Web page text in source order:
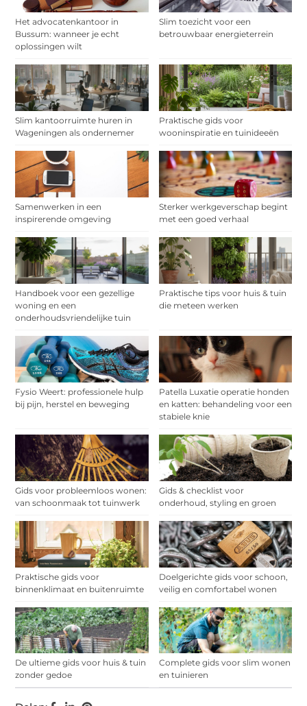
Het advocatenkantoor in
Bussum: wanneer je echt
oplossingen wilt
Slim toezicht voor een
betrouwbaar energieterrein
Slim kantoorruimte huren in
Wageningen als ondernemer
Praktische gids voor
wooninspiratie en tuinideeën
Samenwerken in een
inspirerende omgeving
Sterker werkgeverschap begint
met een goed verhaal
Handboek voor een gezellige
woning en een
onderhoudsvriendelijke tuin
Praktische tips voor huis & tuin
die meteen werken
Fysio Weert: professionele hulp
bij pijn, herstel en beweging
Patella Luxatie operatie honden
en katten: behandeling voor een
stabiele knie
Gids voor probleemloos wonen:
van schoonmaak tot tuinwerk
Gids & checklist voor
onderhoud, styling en groen
Praktische gids voor
binnenklimaat en buitenruimte
Doelgerichte gids voor schoon,
veilig en comfortabel wonen
De ultieme gids voor huis & tuin
zonder gedoe
Complete gids voor slim wonen
en tuinieren